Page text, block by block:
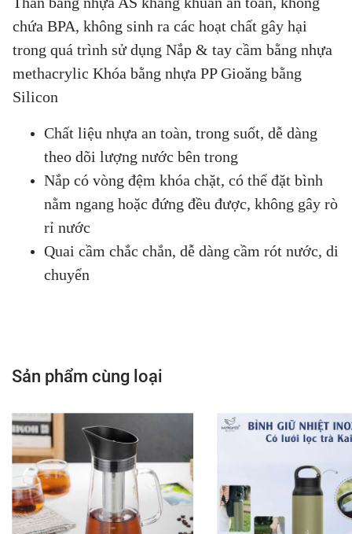
chứa BPA, không sinh ra các hoạt chất gây hại
trong quá trình sử dụng Nắp & tay cầm bằng nhựa
methacrylic Khóa bằng nhựa PP Gioăng bằng
Silicon
Chất liệu nhựa an toàn, trong suốt, dễ dàng
theo dõi lượng nước bên trong
Nắp có vòng đệm khóa chặt, có thể đặt bình
nằm ngang hoặc đứng đều được, không gây rò
rỉ nước
Quai cầm chắc chắn, dễ dàng cầm rót nước, di
chuyển
Sản phẩm cùng loại